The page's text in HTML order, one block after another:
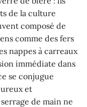
de la culture
composé de
comme des fers
nappes à carreaux
immédiate dans
se conjugue
et
de main ne